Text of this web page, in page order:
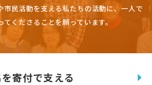
市民活動を支える私たちの活動に、一人で
てくださることを願っています。
寄付で支える